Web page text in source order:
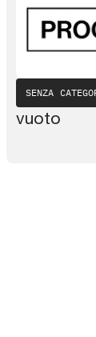
SENZA
vuoto